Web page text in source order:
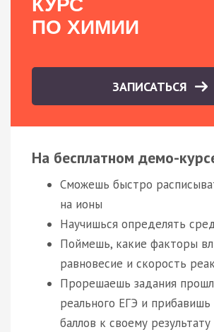
КУРС
ПО ХИМИИ
ЗАПИСАТЬСЯ
На бесплатном демо-
Сможешь быстро
на ионы
Научишься определять
Поймешь, какие факторы
равновесие и скорость
Прорешаешь задания
реального ЕГЭ и
баллов к своему результату